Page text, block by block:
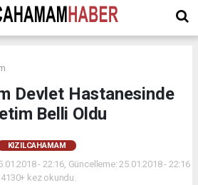
Devlet Hastanesinde
Belli Oldu
KIZILCAHAMAM
- 22:16, Güncelleme: 25.01.2018 - 22:16
4130+ kez okundu.